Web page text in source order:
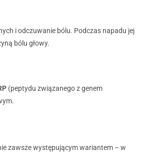
i odczuwanie bólu. Podczas napadu jej
bólu głowy.
(peptydu związanego z genem
zawsze występującym wariantem – w